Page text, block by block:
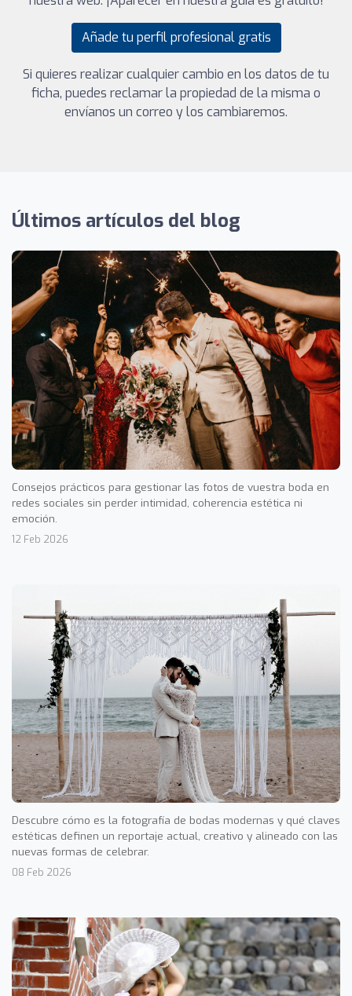
Añade tu perfil profesional gratis
Si quieres realizar cualquier cambio en los datos de tu
ficha, puedes reclamar la propiedad de la misma o
envíanos un correo y los cambiaremos.
Últimos artículos del blog
Consejos prácticos para gestionar las fotos de vuestra boda en
redes sociales sin perder intimidad, coherencia estética ni
emoción.
12 Feb 2026
Descubre cómo es la fotografía de bodas modernas y qué claves
estéticas definen un reportaje actual, creativo y alineado con las
nuevas formas de celebrar.
08 Feb 2026